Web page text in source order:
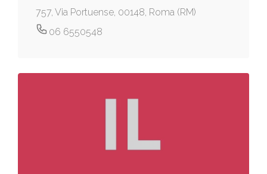
757, Via Portuense, 00148, Roma (RM)
06 6550548